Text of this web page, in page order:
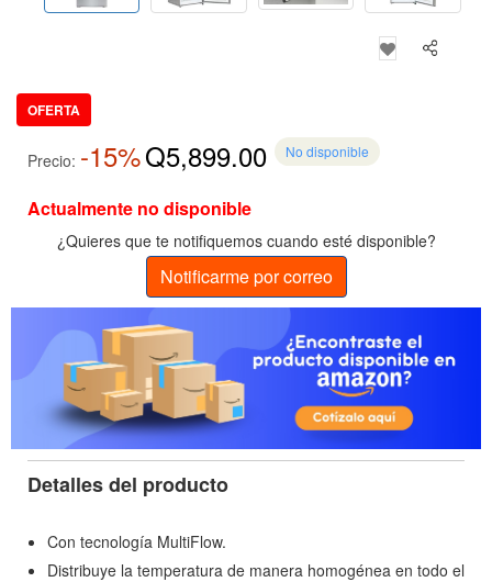
OFERTA
Precio: -15%Q5,899.00 No disponible
Actualmente no disponible
¿Quieres que te notifiquemos cuando esté disponible?
Notificarme por correo
Detalles del producto
Con tecnología MultiFlow.
Distribuye la temperatura de manera homogénea en todo el